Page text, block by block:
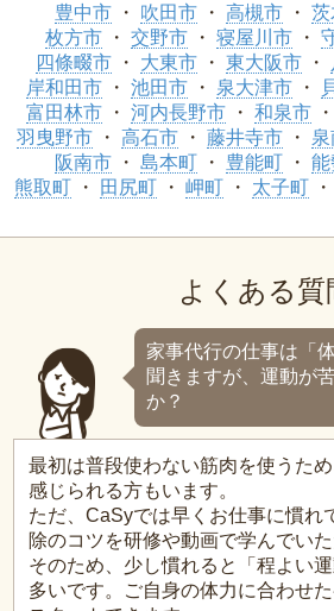
豊中市
吹田市 高槻市 茨
枚方市
交野市 寝屋川市
四條畷市
大東市 東大阪市
岸和田市
池田市 泉大津市
富田林市
河内長野市 和泉市
羽曳野市
高石市 藤井寺市
阪南市
島本町 豊能町 能
熊取町
田尻町 岬町 太子町
よくある質
家事代行の仕事は「
聞きますが、運動が
か？
最初は普段使わない筋肉を使うた
感じられる方もいます。
ただ、CaSyでは早くお仕事に慣れ
除のコツを研修や動画で学んでいた
そのため、少し慣れると「程よい
多いです。ご自身の体力に合わせ